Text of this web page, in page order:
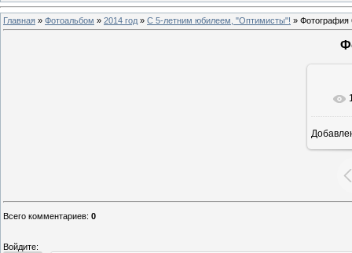
Главная » Фотоальбом » 2014 год » С 5-летним юбилеем, "Оптимисты"! » Фотография
Всего комментариев: 0
Войдите: